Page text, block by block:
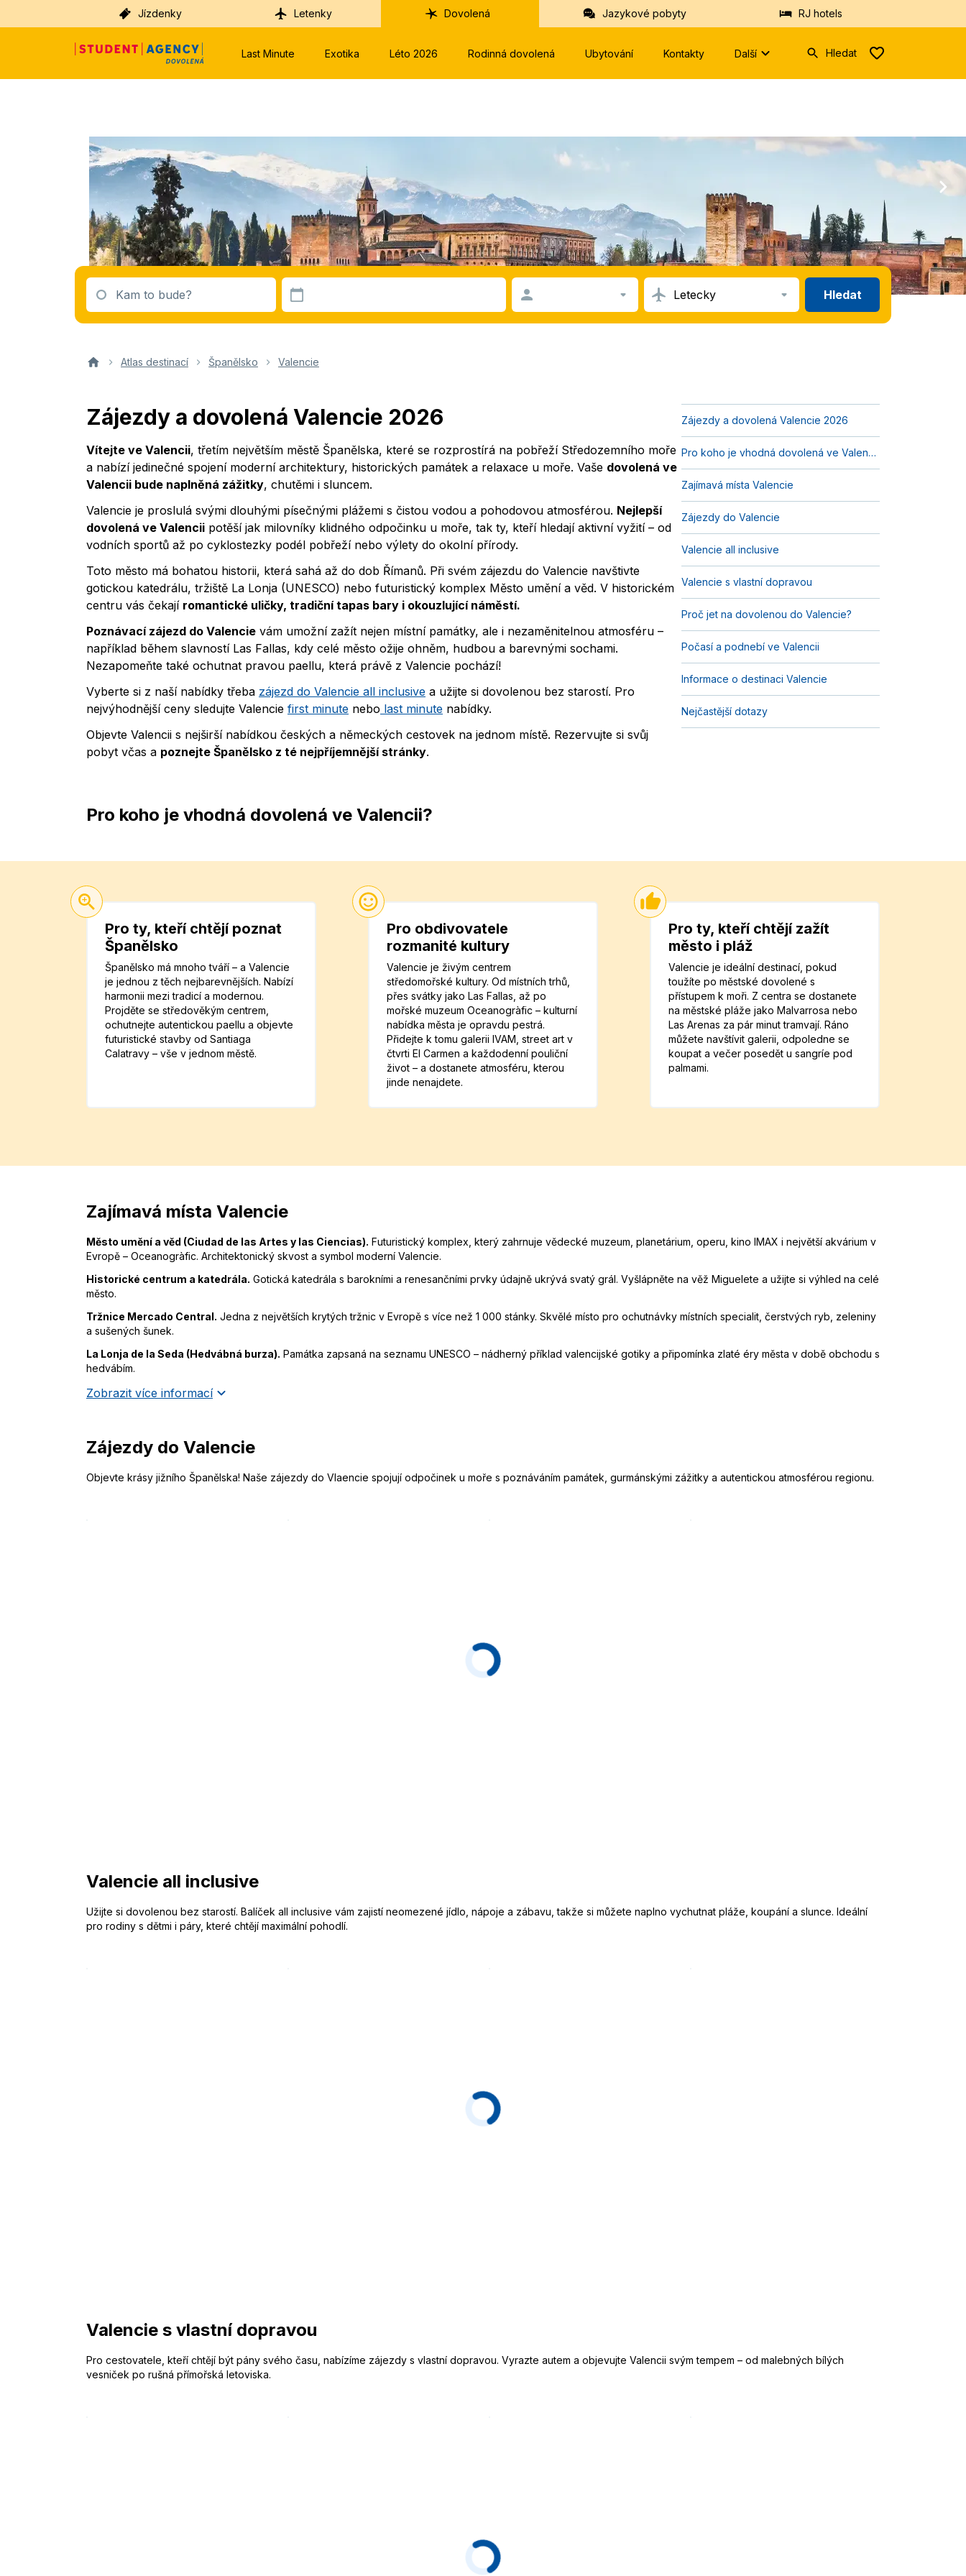
Jízdenky Letenky Dovolená Jazykové pobyty RJ hotels
Last Minute Exotika Léto 2026 Rodinná dovolená Ubytování Kontakty Další Hledat
tři
znaky.
Vyhledáme
Vám
hotely
nebo
destinace
z
databáze.
Kam to bude? Letecky Hledat
Atlas destinací Španělsko Valencie
Zájezdy a dovolená Valencie 2026
Vítejte ve Valencii, třetím největším městě Španělska, které se rozprostírá na pobřeží Středozemního moře
a nabízí jedinečné spojení moderní architektury, historických památek a relaxace u moře. Vaše dovolená ve
Valencii bude naplněná zážitky, chutěmi i sluncem.
Valencie je proslulá svými dlouhými písečnými plážemi s čistou vodou a pohodovou atmosférou. Nejlepší
dovolená ve Valencii potěší jak milovníky klidného odpočinku u moře, tak ty, kteří hledají aktivní vyžití – od
vodních sportů až po cyklostezky podél pobřeží nebo výlety do okolní přírody.
Toto město má bohatou historii, která sahá až do dob Římanů. Při svém zájezdu do Valencie navštivte
gotickou katedrálu, tržiště La Lonja (UNESCO) nebo futuristický komplex Město umění a věd. V historickém
centru vás čekají romantické uličky, tradiční tapas bary i okouzlující náměstí.
Poznávací zájezd do Valencie vám umožní zažít nejen místní památky, ale i nezaměnitelnou atmosféru –
například během slavností Las Fallas, kdy celé město ožije ohněm, hudbou a barevnými sochami.
Nezapomeňte také ochutnat pravou paellu, která právě z Valencie pochází!
Vyberte si z naší nabídky třeba zájezd do Valencie all inclusive a užijte si dovolenou bez starostí. Pro
nejvýhodnější ceny sledujte Valencie first minute nebo last minute nabídky.
Objevte Valencii s nejširší nabídkou českých a německých cestovek na jednom místě. Rezervujte si svůj
pobyt včas a poznejte Španělsko z té nejpříjemnější stránky.
Zájezdy a dovolená Valencie 2026
Pro koho je vhodná dovolená ve Valencii?
Zajímavá místa Valencie
Zájezdy do Valencie
Valencie all inclusive
Valencie s vlastní dopravou
Proč jet na dovolenou do Valencie?
Počasí a podnebí ve Valencii
Informace o destinaci Valencie
Nejčastější dotazy
Pro koho je vhodná dovolená ve Valencii?
Pro ty, kteří chtějí poznat
Španělsko
Španělsko má mnoho tváří – a Valencie
je jednou z těch nejbarevnějších. Nabízí
harmonii mezi tradicí a modernou.
Projděte se středověkým centrem,
ochutnejte autentickou paellu a objevte
futuristické stavby od Santiaga
Calatravy – vše v jednom městě.
Pro obdivovatele
rozmanité kultury
Valencie je živým centrem
středomořské kultury. Od místních trhů,
přes svátky jako Las Fallas, až po
mořské muzeum Oceanogràfic – kulturní
nabídka města je opravdu pestrá.
Přidejte k tomu galerii IVAM, street art v
čtvrti El Carmen a každodenní pouliční
život – a dostanete atmosféru, kterou
jinde nenajdete.
Pro ty, kteří chtějí zažít
město i pláž
Valencie je ideální destinací, pokud
toužíte po městské dovolené s
přístupem k moři. Z centra se dostanete
na městské pláže jako Malvarrosa nebo
Las Arenas za pár minut tramvají. Ráno
můžete navštívit galerii, odpoledne se
koupat a večer posedět u sangríe pod
palmami.
Zajímavá místa Valencie
Město umění a věd (Ciudad de las Artes y las Ciencias). Futuristický komplex, který zahrnuje vědecké muzeum, planetárium, operu, kino IMAX i největší akvárium v
Evropě – Oceanogràfic. Architektonický skvost a symbol moderní Valencie.
Historické centrum a katedrála. Gotická katedrála s barokními a renesančními prvky údajně ukrývá svatý grál. Vyšlápněte na věž Miguelete a užijte si výhled na celé
město.
Tržnice Mercado Central. Jedna z největších krytých tržnic v Evropě s více než 1 000 stánky. Skvělé místo pro ochutnávky místních specialit, čerstvých ryb, zeleniny
a sušených šunek.
La Lonja de la Seda (Hedvábná burza). Památka zapsaná na seznamu UNESCO – nádherný příklad valencijské gotiky a připomínka zlaté éry města v době obchodu s
hedvábím.
Zobrazit více informací
Zájezdy do Valencie
Objevte krásy jižního Španělska! Naše zájezdy do Vlaencie spojují odpočinek u moře s poznáváním památek, gurmánskými zážitky a autentickou atmosférou regionu.
Valencie all inclusive
Užijte si dovolenou bez starostí. Balíček all inclusive vám zajistí neomezené jídlo, nápoje a zábavu, takže si můžete naplno vychutnat pláže, koupání a slunce. Ideální
pro rodiny s dětmi i páry, které chtějí maximální pohodlí.
Valencie s vlastní dopravou
Pro cestovatele, kteří chtějí být pány svého času, nabízíme zájezdy s vlastní dopravou. Vyrazte autem a objevujte Valencii svým tempem – od malebných bílých
vesniček po rušná přímořská letoviska.